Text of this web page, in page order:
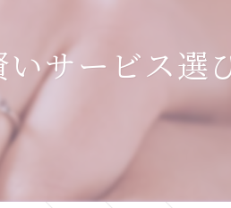
結婚準備サポート
サービス選